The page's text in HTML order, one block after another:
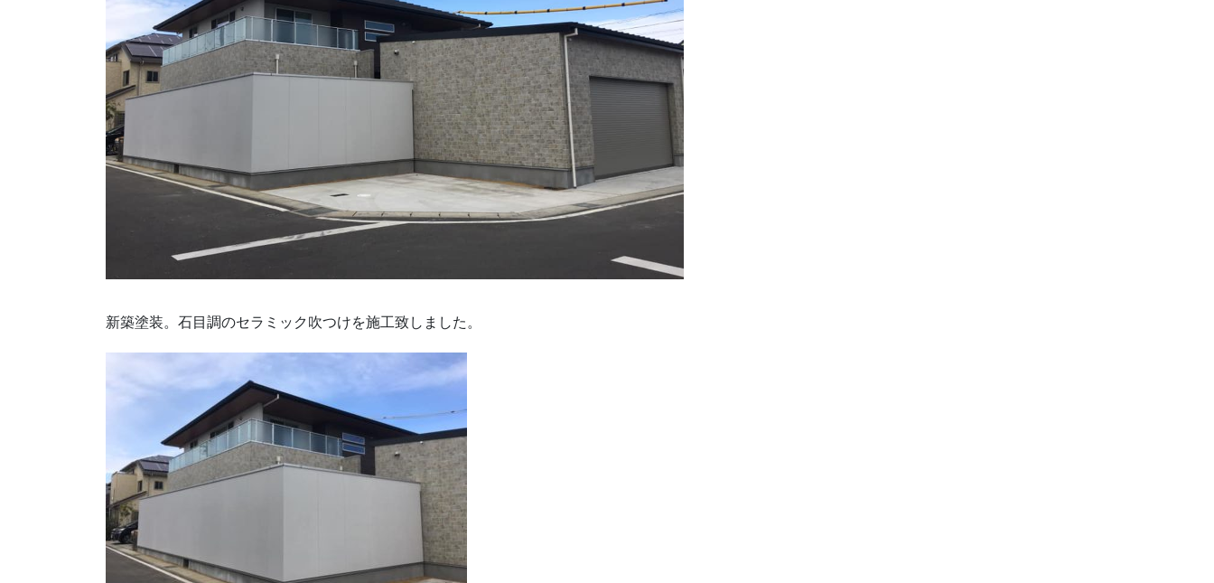
新築塗装。石目調のセラミック吹つけを施工致しました。